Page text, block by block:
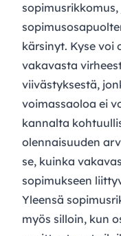
kärsinyt. Kyse voi
vakavasta
viivästyksestä,
voimassaoloa ei
kannalta
olennaisuuden
se, kuinka
sopimukseen
Yleensä
myös silloin, kun